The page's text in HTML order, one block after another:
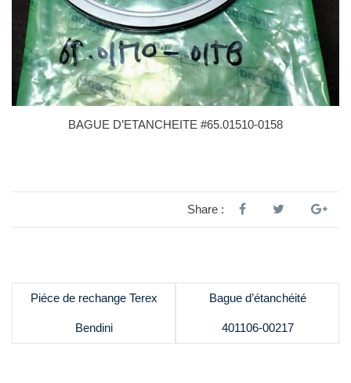
BAGUE D’ETANCHEITE #65.01510-0158
Share :
Piéce de rechange Terex
Bendini
Bague d’étanchéité
401106-00217